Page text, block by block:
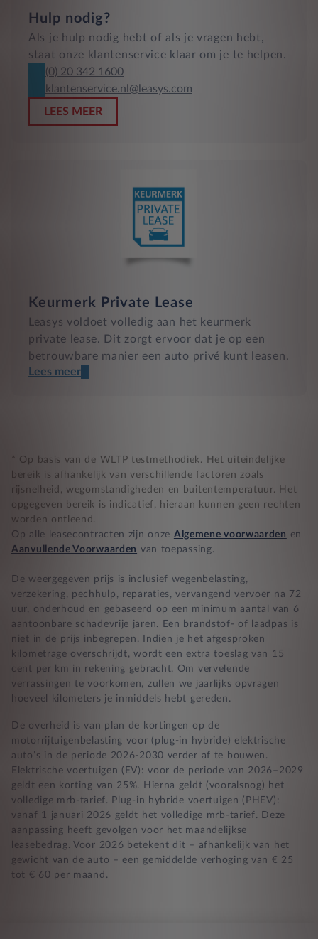
Hulp nodig?
Als je hulp nodig hebt of als je vragen hebt,
staat onze klantenservice klaar om je te helpen.
(0) 20 342 1600
klantenservice.nl@leasys.com
LEES MEER
Keurmerk Private Lease
Leasys voldoet volledig aan het keurmerk
private lease. Dit zorgt ervoor dat je op een
betrouwbare manier een auto privé kunt leasen.
Nooit te hoge financiële lasten
BB 14 dagen bedenktijd
Zekerheid bij klachten
Lees meer
* Op basis van de WLTP testmethodiek. Het uiteindelijke
bereik is afhankelijk van verschillende factoren zoals
rijsnelheid, wegomstandigheden en buitentemperatuur. Het
opgegeven bereik is indicatief, hieraan kunnen geen rechten
worden ontleend.
Op alle leasecontracten zijn onze Algemene voorwaarden en
Aanvullende Voorwaarden van toepassing.
De weergegeven prijs is inclusief wegenbelasting,
verzekering, pechhulp, reparaties, vervangend vervoer na 72
uur, onderhoud en gebaseerd op een minimum aantal van 6
aantoonbare schadevrije jaren. Een brandstof- of laadpas is
niet in de prijs inbegrepen. Indien je het afgesproken
kilometrage overschrijdt, wordt een extra toeslag van 15
cent per km in rekening gebracht. Om vervelende
verrassingen te voorkomen, zullen we jaarlijks opvragen
hoeveel kilometers je inmiddels hebt gereden.
De overheid is van plan de kortingen op de
motorrijtuigenbelasting voor (plug-in hybride) elektrische
auto’s in de periode 2026-2030 verder af te bouwen.
Elektrische voertuigen (EV): voor de periode van 2026–2029
geldt een korting van 25%. Hierna geldt (vooralsnog) het
volledige mrb-tarief. Plug-in hybride voertuigen (PHEV):
vanaf 1 januari 2026 geldt het volledige mrb-tarief. Deze
aanpassing heeft gevolgen voor het maandelijkse
leasebedrag. Voor 2026 betekent dit – afhankelijk van het
gewicht van de auto – een gemiddelde verhoging van € 25
tot € 60 per maand.